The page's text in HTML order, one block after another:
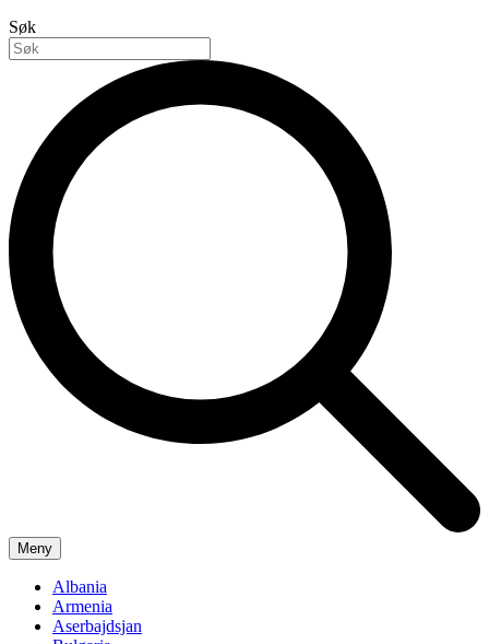
Søk
Meny
Albania
Armenia
Aserbajdsjan